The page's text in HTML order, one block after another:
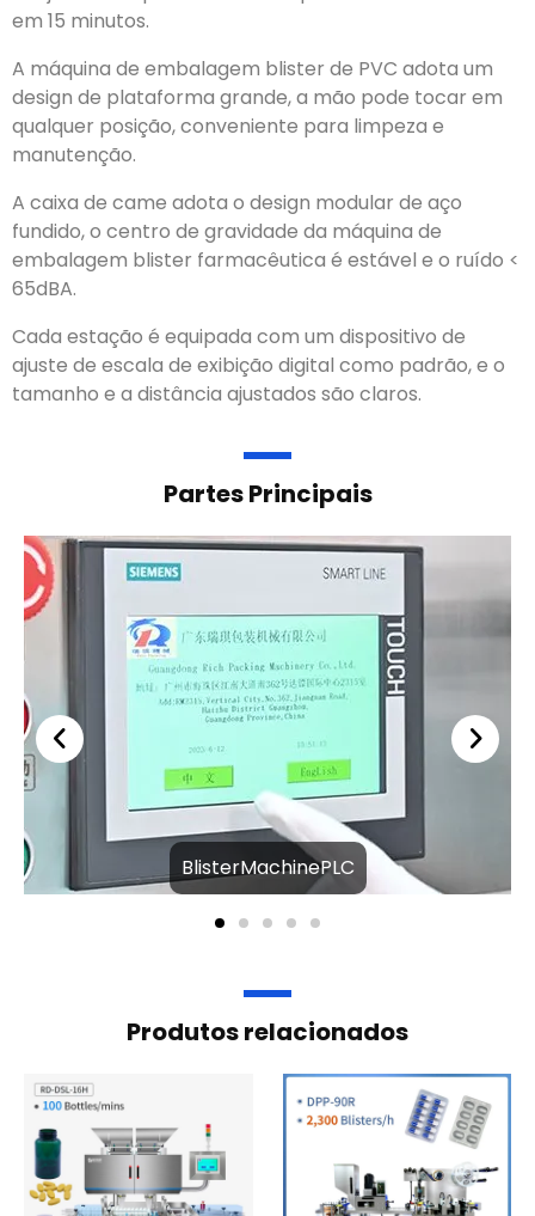
em 15 minutos.
A máquina de embalagem blister de PVC adota um
design de plataforma grande, a mão pode tocar em
qualquer posição, conveniente para limpeza e
manutenção.
A caixa de came adota o design modular de aço
fundido, o centro de gravidade da máquina de
embalagem blister farmacêutica é estável e o ruído <
65dBA.
Cada estação é equipada com um dispositivo de
ajuste de escala de exibição digital como padrão, e o
tamanho e a distância ajustados são claros.
Partes Principais
BlisterMachinePLC
Produtos relacionados